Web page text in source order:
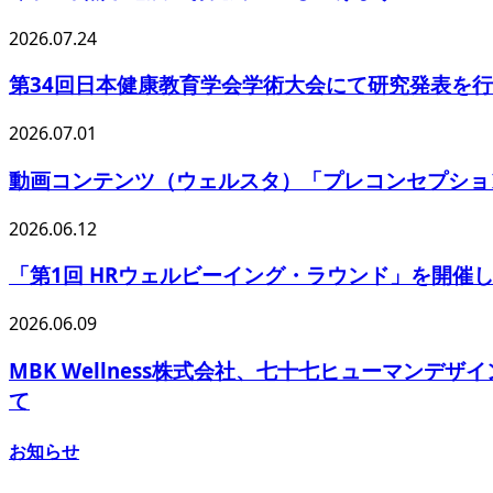
2026.07.24
第34回日本健康教育学会学術大会にて研究発表を
2026.07.01
動画コンテンツ（ウェルスタ）「プレコンセプシ
2026.06.12
「第1回 HRウェルビーイング・ラウンド」を開催
2026.06.09
MBK Wellness株式会社、七十七ヒューマンデザ
て
お知らせ